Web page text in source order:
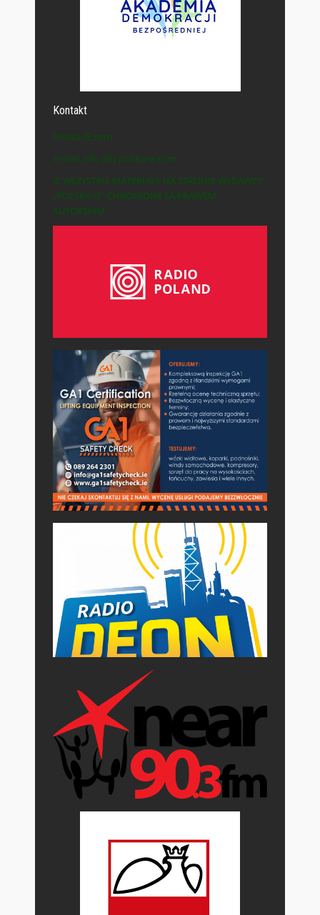
Kontakt
Polska-IE.com
e-mail: info (at) polska-ie.com
© WSZYSTKIE MATERIAŁY NA STRONIE WYDAWCY
„POLSKA-IE” CHRONIONE SĄ PRAWEM
AUTORSKIM.